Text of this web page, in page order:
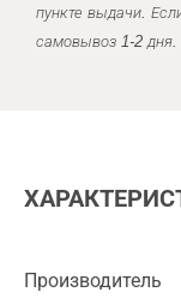
пункте выдачи.
самовывоз 1-2 дня.
Производитель